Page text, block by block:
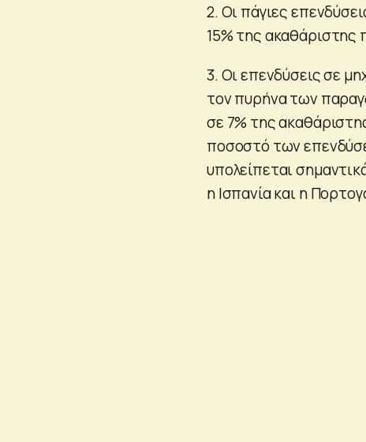
2. Οι πάγιες
15% της ακαθάριστης
3. Οι επενδύσεις σε
τον πυρήνα των
σε 7% της
ποσοστό των
υπολείπεται
η Ισπανία και η